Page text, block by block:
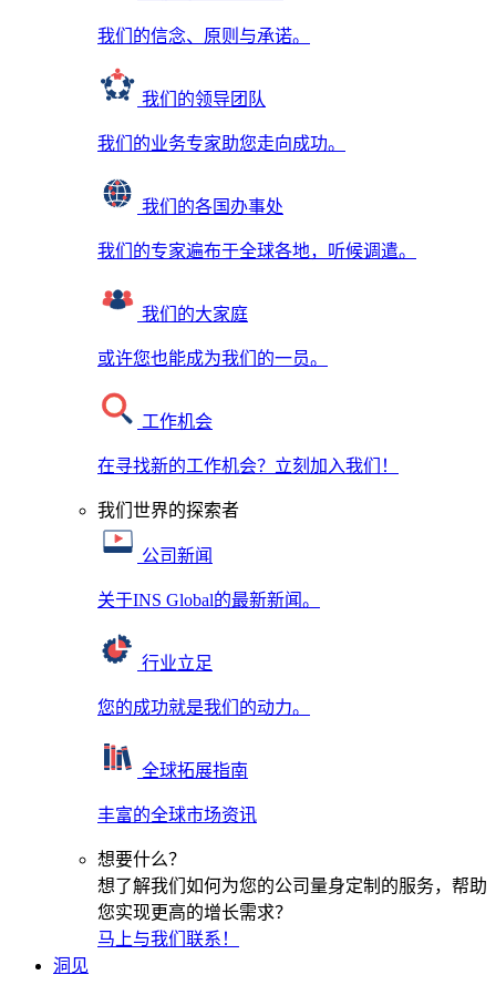
我们的信念、原则与承诺。
我们的领导团队
我们的业务专家助您走向成功。
我们的各国办事处
我们的专家遍布于全球各地，听候调遣。
我们的大家庭
或许您也能成为我们的一员。
工作机会
在寻找新的工作机会？立刻加入我们！
我们世界的探索者
公司新闻
关于INS Global的最新新闻。
行业立足
您的成功就是我们的动力。
全球拓展指南
丰富的全球市场资讯
想要什么？
想了解我们如何为您的公司量身定制的服务，帮助
您实现更高的增长需求？
马上与我们联系！
洞见